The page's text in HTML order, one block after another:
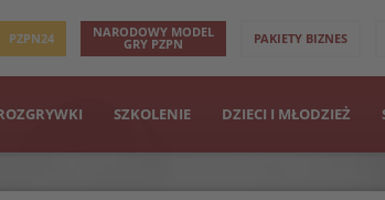
PZPN24 NARODOWY MODEL
GRY PZPN PAKIETY BIZNES
SZKOLENIE DZIECI I MŁODZIEŻ